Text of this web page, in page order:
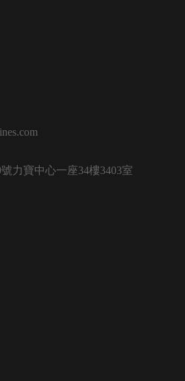
力寶中心一座34樓3403室